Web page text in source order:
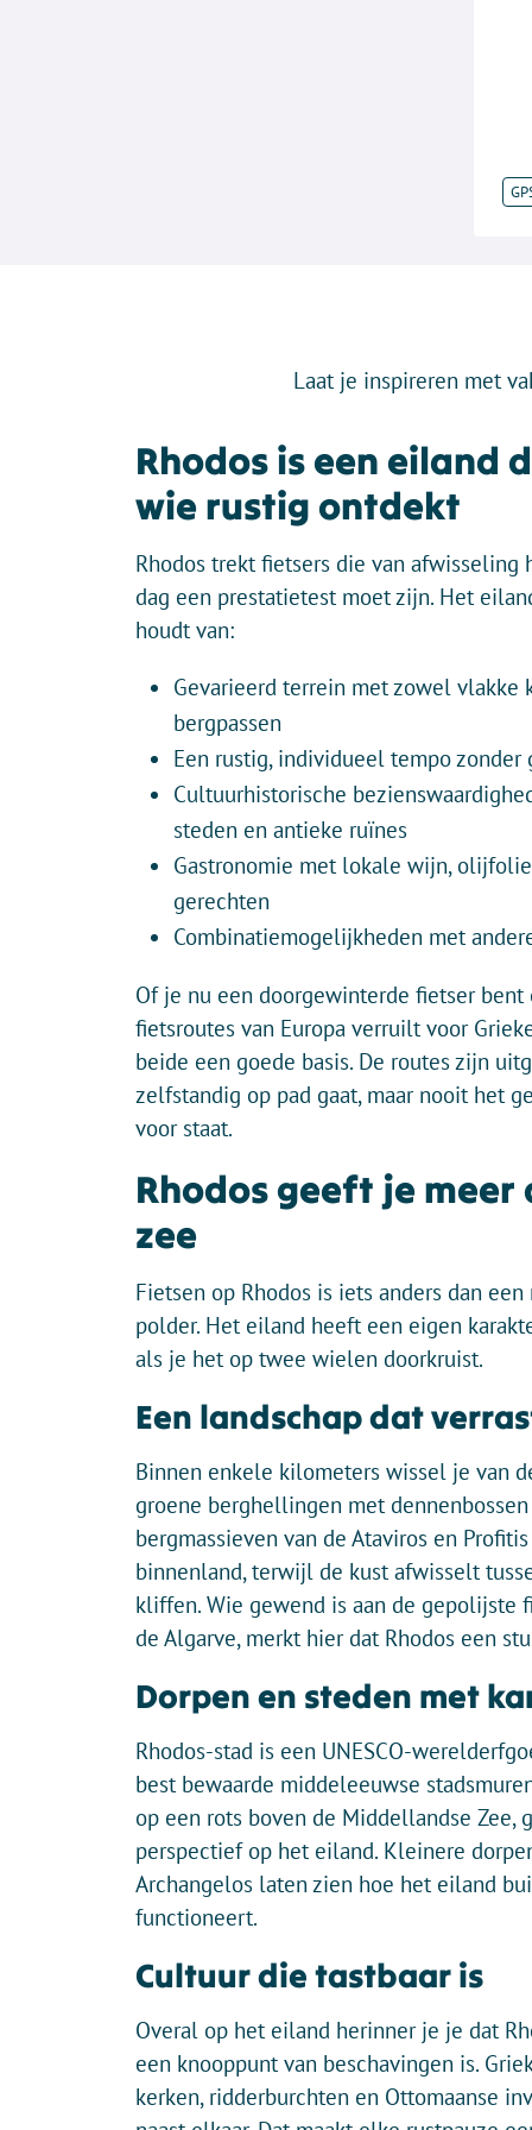
Laat je inspireren met
Rhodos is een eiland
wie rustig ontdekt
Rhodos trekt fietsers die van afwisseling
dag een prestatietest moet zijn. Het
houdt van:
Gevarieerd terrein met zowel vlakke
bergpassen
Een rustig, individueel tempo zonder
Cultuurhistorische
steden en antieke ruïnes
Gastronomie met lokale wijn,
gerechten
Combinatiemogelijkheden met
Of je nu een doorgewinterde fietser
fietsroutes van Europa verruilt voor
beide een goede basis. De routes zijn
zelfstandig op pad gaat, maar nooit het
voor staat.
Rhodos geeft je meer
zee
Fietsen op Rhodos is iets anders dan
polder. Het eiland heeft een eigen
als je het op twee wielen doorkruist.
Een landschap dat
Binnen enkele kilometers wissel je van
groene berghellingen met
bergmassieven van de Ataviros en
binnenland, terwijl de kust afwisselt
kliffen. Wie gewend is aan de gepolijste
de Algarve, merkt hier dat Rhodos een
Dorpen en steden met
Rhodos-stad is een UNESCO-
best bewaarde middeleeuwse
op een rots boven de Middellandse Zee,
perspectief op het eiland. Kleinere
Archangelos laten zien hoe het eiland
functioneert.
Cultuur die tastbaar is
Overal op het eiland herinner je je dat
een knooppunt van beschavingen is.
kerken, ridderburchten en Ottomaanse